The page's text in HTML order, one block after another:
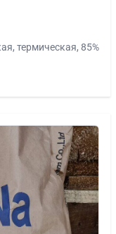
термическая, 85%